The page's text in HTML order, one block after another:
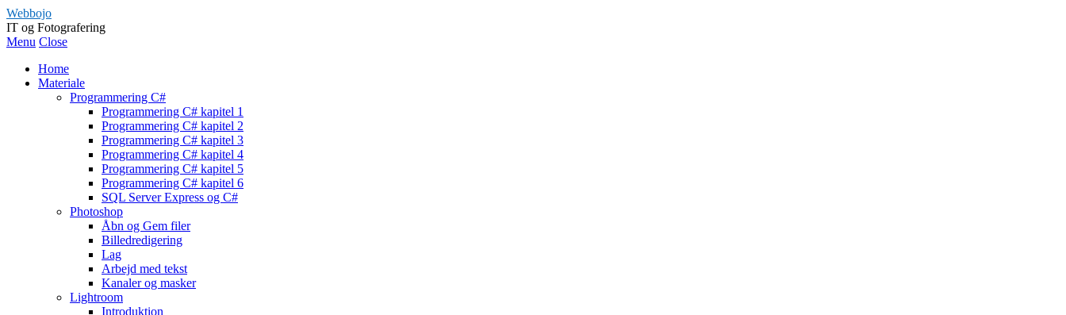
Webbojo
IT og Fotografering
Menu Close
Home
Materiale
Programmering C#
Programmering C# kapitel 1
Programmering C# kapitel 2
Programmering C# kapitel 3
Programmering C# kapitel 4
Programmering C# kapitel 5
Programmering C# kapitel 6
SQL Server Express og C#
Photoshop
Åbn og Gem filer
Billedredigering
Lag
Arbejd med tekst
Kanaler og masker
Lightroom
Introduktion